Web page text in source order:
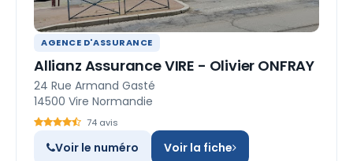
AGENCE D'ASSURANCE
Allianz Assurance VIRE - Olivier ONFRAY
24 Rue Armand Gasté
14500 Vire Normandie
74 avis
Voir le numéro Voir la fiche